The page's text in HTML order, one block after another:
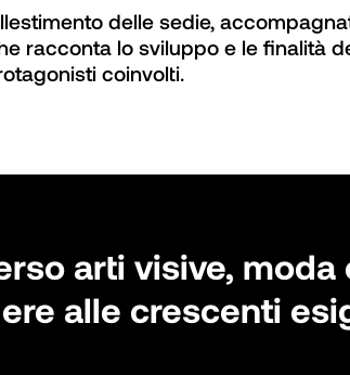
delle sedie,
racconta lo sviluppo e le finalità
coinvolti.
arti visive, moda
alle crescenti